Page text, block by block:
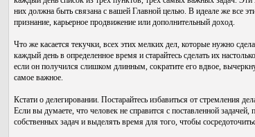
них должна быть связана с вашей Главной целью. В идеале же все
признание, карьерное продвижение или дополнительный доход.
Что же касается текучки, всех этих мелких дел, которые нужно
каждый день в определенное время и старайтесь сделать их
если он получился слишком длинным, сократите его вдвое,
самое важное.
Кстати о делегировании. Постарайтесь избавиться от стремления
Если вы думаете, что человек не справится с поставленной
собственных задач и выделять время для того, чтобы